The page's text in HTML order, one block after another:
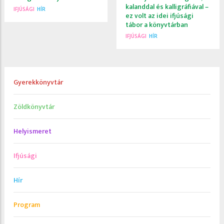
IFJÚSÁGI HÍR kalanddal és kalligráfiával –
ez volt az idei ifjúsági
tábor a könyvtárban
IFJÚSÁGI HÍR
Gyerekkönyvtár
Zöldkönyvtár
Helyismeret
Ifjúsági
Hír
Program